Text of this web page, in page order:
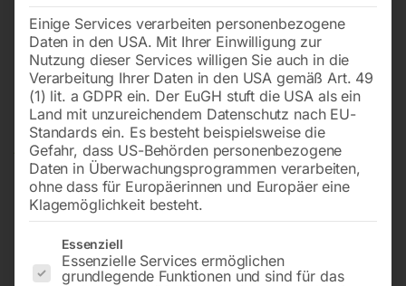
Einige Services verarbeiten personenbezogene
Daten in den USA. Mit Ihrer Einwilligung zur
Nutzung dieser Services willigen Sie auch in die
Verarbeitung Ihrer Daten in den USA gemäß Art. 49
(1) lit. a GDPR ein. Der EuGH stuft die USA als ein
Land mit unzureichendem Datenschutz nach EU-
Standards ein. Es besteht beispielsweise die
Gefahr, dass US-Behörden personenbezogene
Daten in Überwachungsprogrammen verarbeiten,
ohne dass für Europäerinnen und Europäer eine
Klagemöglichkeit besteht.
Es folgt eine Liste der Service-Gruppen, für die eine
Essenziell
Essenzielle Services ermöglichen
grundlegende Funktionen und sind für das